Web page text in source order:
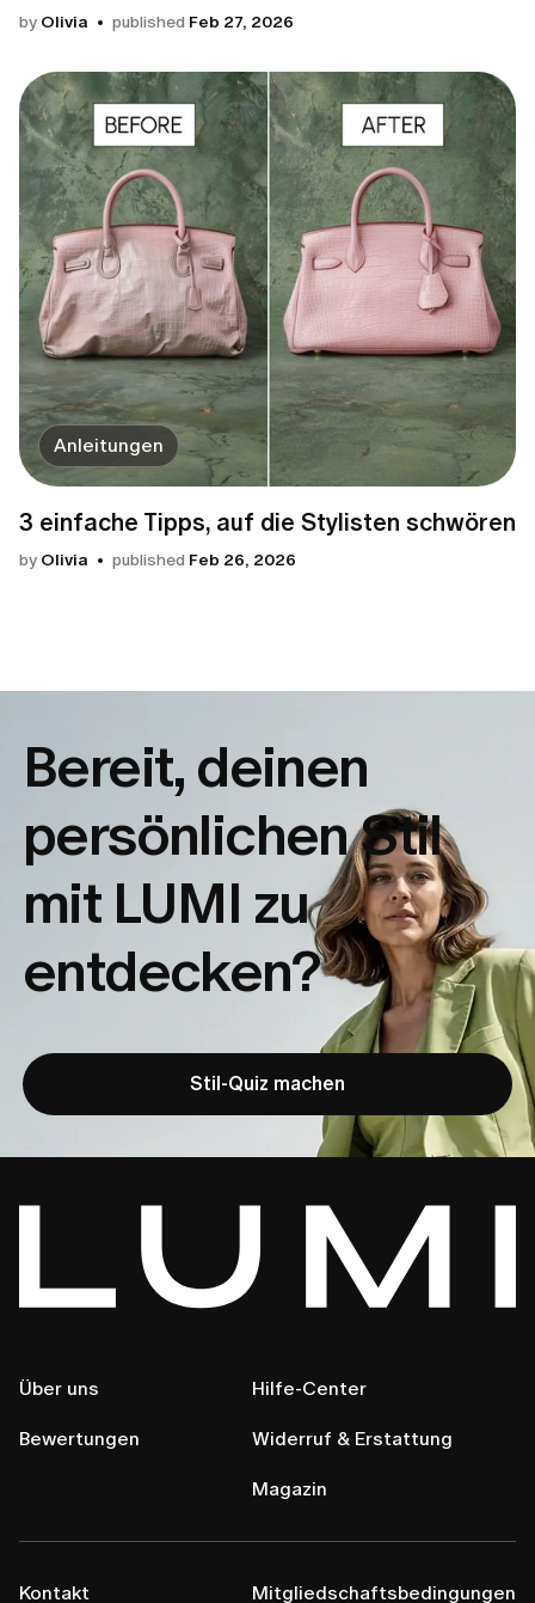
by Olivia published Feb 27, 2026
Anleitungen
3 einfache Tipps, auf die Stylisten schwören
by Olivia published Feb 26, 2026
Bereit, deinen
persönlichen Stil
mit LUMI zu
entdecken?
Stil-Quiz machen
Über uns
Bewertungen
Hilfe-Center
Widerruf & Erstattung
Magazin
Kontakt Mitgliedschaftsbedingungen